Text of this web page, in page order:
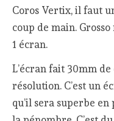
Coros Vertix, il faut
coup de main.
1 écran.
L’écran fait 30mm
résolution. C’est un
qu’il sera superbe